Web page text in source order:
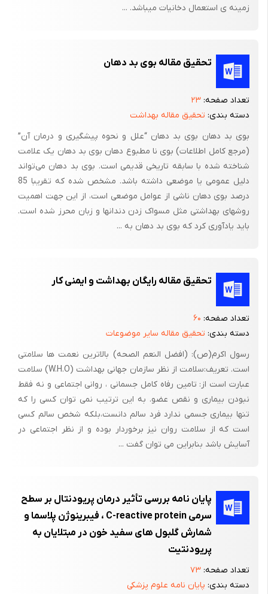
سیگار در جوامع مختلف انجام شده و عوامل محیطی و وجود استرس
علل گرایش به سیگار در این گروه را توجیه می نماید. با توجه به
مسیر سخت و دشواری که این دانشجویان در رسیدن به اهداف خود
طی می نمایند و همچنین سرمایه معنوی و مادی که برای تربیت و
تعلیم آن ها هزینه می شود. شناخت، پیش گیری و درمان هر عاملی
که سلامت جسمی و فکری شان و در نتیجه در کارآیی آنها تاثیر سوء
داشته باشد الزامی به نظر می رسد. ضمناً دانشجویان پزشکی در دوره
تحصیلی و اشتغال خود الگوی مناسبی برای سایر افراد جامعه خصوصاً
جوانان می باشد و قطعاً مصرف سیگار توسط آن ها می تواند احتمالاً
منجر به آموزش غلط به سایر افراد جامعه باشد. در راستای این اهداف
پژوهشگران به دنبال شناخت انگیزه و علل گرایش استعمال دخانیات
در بین گروه پیام آور سلامت یعنی پزشکان آینده جامعه می باشند تا با
دهند. امید است نتایج این تحقیق بتواند مورد استفاده مسئولین
ذیربط قرار گیرد. بنابراین هدف از پژوهش حاضر بررسی نگرش و
عملکرد وآگاهی دانشجویان دانشکده دندانپزشکی دانشگاه علوم پزشکی
اردبیل در ارتباط با تاثیر دخانیات بر بهداشت دهان و دندان در سال
6-2 تعریف واژه‌های کلیدی: (حداقل 3 واژه)
سیگار :ترکیبی صمغ مانند، قهوه ای و چسبناک است و از صدها ماده
شیمیایی مختلف (هیدروکربنهای پلی آرو ماتیک، آمین های آروماتیک و
ترکیبات غیر ارگانیک)که بسیاری از آنها سمی، سرطان‌زا و جهش‌زا
می‌باشند، تشکیل یافته است. تار از سوختن تنباکو و سایر مواد گیاهی
دودکش، درون ریه ها رابصورت یک لایه‌ی چسبناک می پوشاند. فردی
که روزانه 20 نخ سیگار دود می‌کند سالانه 210 گرم (یک فنجان پر) تار
وارد ریه های خود میکند. بو و رنگ سیگار مربوط به تاراست. تار
همچنین بروی پرزهای (مژکها) ریه ها چسبیده و عملکرد طبیعی آنها را
مختل میکند. این پرزها با حرکت روبه بالا باعث خارج شدن مواد زاید،
میکروبها، گردوغبار وآلودگی ها از ریه ها می‌شوند. تار میتواند بروی
زمینه ی استعمال دخانیات می­باشد. ...
تحقیق مقاله بوی بد دهان
تعداد صفحه: ۲۳
دسته بندی: تحقیق مقاله بهداشت
بوی بد دهان بوی بد دهان “علل و نحوه پیشگیری و درمان آن”
(مرجع کامل اطلاعات) بوی نا مطبوع دهان بوی بد دهان یک علامت
شناخته شده با سابقه تاریخی قدیمی است. بوی بد دهان می‌تواند
دلیل عمومی یا موضعی داشته باشد. مشخص شده که تقریبا 85
درصد بوی دهان ناشی از عوامل موضعی است، از این جهت اهمیت
روشهای بهداشتی مثل مسواک زدن دندانها و زبان محرز شده است.
باید یادآوری کرد که بوی بد دهان به ...
تحقیق مقاله رایگان بهداشت و ایمنی کار
تعداد صفحه: ۶۰
دسته بندی: تحقیق مقاله سایر موضوعات
رسول اکرم(ص): (افضل النعم الصحه) بالاترین نعمت ها سلامتی
است. تعریف:سلامت از نظر سازمان جهانی بهداشت (W.H.O) سلامت
عبارت است از: تامین رفاه کامل جسمانی ، روانی اجتماعی و نه فقط
نبودن بیماری و نقص عضو. به این ترتیب نمی توان کسی را که
تنها بیماری جسمی ندارد فرد سالم دانست،بلکه شخص سالم کسی
است که از سلامت روان نیز برخوردار بوده و از نظر اجتماعی در
آسایش باشد بنابراین می توان گفت ...
پایان نامه بررسی تأثیر درمان پریودنتال بر سطح
سرمی C-reactive protein ، فیبرینوژن پلاسما و
شمارش گلبول های سفید خون در مبتلایان به
پریودنتیت
تعداد صفحه: ۷۳
دسته بندی: پایان نامه علوم پزشکی